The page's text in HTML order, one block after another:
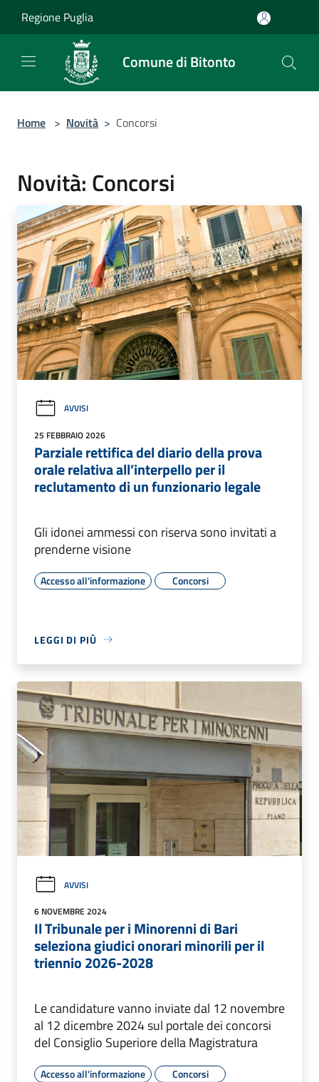
Regione Puglia
Comune di Bitonto
Home > Novità > Concorsi
Novità: Concorsi
AVVISI
25 FEBBRAIO 2026
Parziale rettifica del diario della prova
orale relativa all’interpello per il
reclutamento di un funzionario legale
Gli idonei ammessi con riserva sono invitati a
prenderne visione
Accesso all'informazione Concorsi
LEGGI DI PIÙ
AVVISI
6 NOVEMBRE 2024
Il Tribunale per i Minorenni di Bari
seleziona giudici onorari minorili per il
triennio 2026-2028
Le candidature vanno inviate dal 12 novembre
al 12 dicembre 2024 sul portale dei concorsi
del Consiglio Superiore della Magistratura
Accesso all'informazione
Concorsi